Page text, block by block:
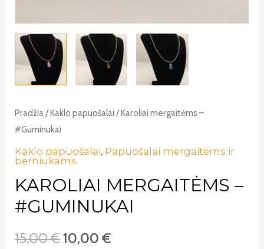
Pradžia /Kaklo papuošalai / Karoliai mergaitėms –
#Guminukai
Kaklo papuošalai, Papuošalai mergaitėms ir
berniukams
KAROLIAI MERGAITĖMS –
#GUMINUKAI
15,00€10,00€